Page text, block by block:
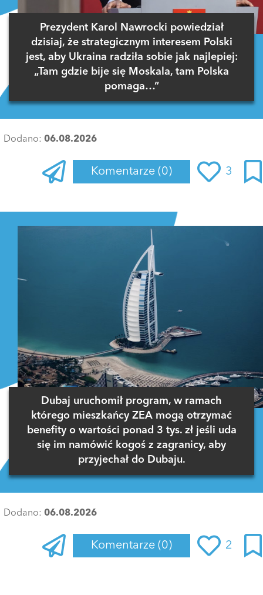
Prezydent Karol Nawrocki powiedział
dzisiaj, że strategicznym interesem Polski
jest, aby Ukraina radziła sobie jak najlepiej:
„Tam gdzie bije się Moskala, tam Polska
pomaga…”
Dodano: 06.08.2026
Komentarze (0) 3
Dubaj uruchomił program, w ramach
którego mieszkańcy ZEA mogą otrzymać
benefity o wartości ponad 3 tys. zł jeśli uda
się im namówić kogoś z zagranicy, aby
przyjechał do Dubaju.
Dodano: 06.08.2026
Komentarze (0) 2